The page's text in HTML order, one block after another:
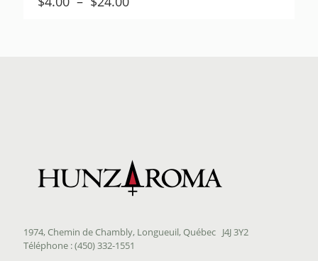
1974, Chemin de Chambly, Longueuil, Québec J4J 3Y2
Téléphone : (450) 332-1551